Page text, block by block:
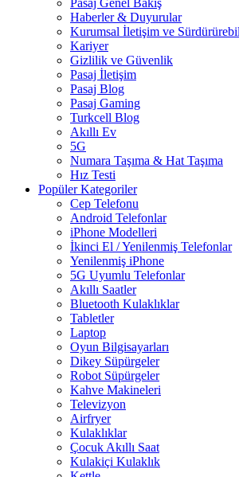
Pasaj Genel Bakış
Haberler & Duyurular
Kurumsal İletişim ve
Kariyer
Gizlilik ve Güvenlik
Pasaj İletişim
Pasaj Blog
Pasaj Gaming
Turkcell Blog
Akıllı Ev
5G
Numara Taşıma & Hat Taşıma
Hız Testi
Popüler Kategoriler
Cep Telefonu
Android Telefonlar
iPhone Modelleri
İkinci El / Yenilenmiş Telefonlar
Yenilenmiş iPhone
5G Uyumlu Telefonlar
Akıllı Saatler
Bluetooth Kulaklıklar
Tabletler
Laptop
Oyun Bilgisayarları
Dikey Süpürgeler
Robot Süpürgeler
Kahve Makineleri
Televizyon
Airfryer
Kulaklıklar
Çocuk Akıllı Saat
Kulakiçi Kulaklık